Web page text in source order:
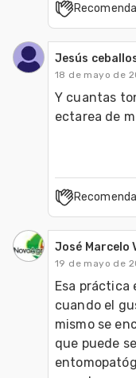
Jesús
18 de mayo de
Y cuantas
ectarea de
José Marcelo
19 de mayo de
Esa práctica
cuando el
mismo se
que puede